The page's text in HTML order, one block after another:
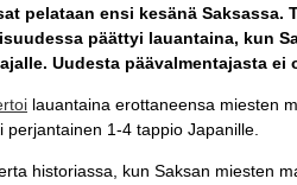
pelataan ensi kesänä
päättyi lauantaina, kun
Uudesta päävalmentajasta ei
lauantaina erottaneensa miesten
perjantainen 1-4 tappio Japanille.
historiassa, kun Saksan miesten